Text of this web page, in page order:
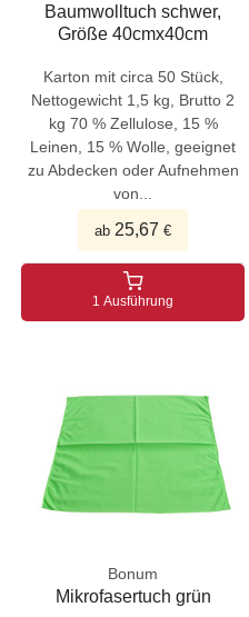
Baumwolltuch schwer,
Größe 40cmx40cm
Karton mit circa 50 Stück,
Nettogewicht 1,5 kg, Brutto 2
kg 70 % Zellulose, 15 %
Leinen, 15 % Wolle, geeignet
zu Abdecken oder Aufnehmen
von...
ab 25,67 €
1 Ausführung
Bonum
Mikrofasertuch grün